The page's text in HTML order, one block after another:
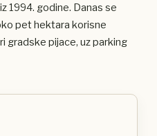
1994. godine. Danas se
pet hektara korisne
gradske pijace, uz parking